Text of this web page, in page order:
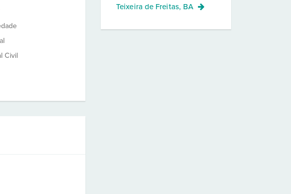
Civil
Teixeira de Freitas, BA